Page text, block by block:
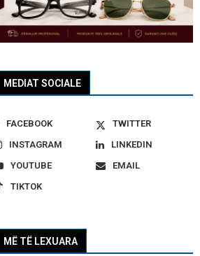
MEDIAT SOCIALE
FACEBOOK
TWITTER
INSTAGRAM
LINKEDIN
YOUTUBE
EMAIL
TIKTOK
MË TË LEXUARA